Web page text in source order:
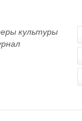
культуры